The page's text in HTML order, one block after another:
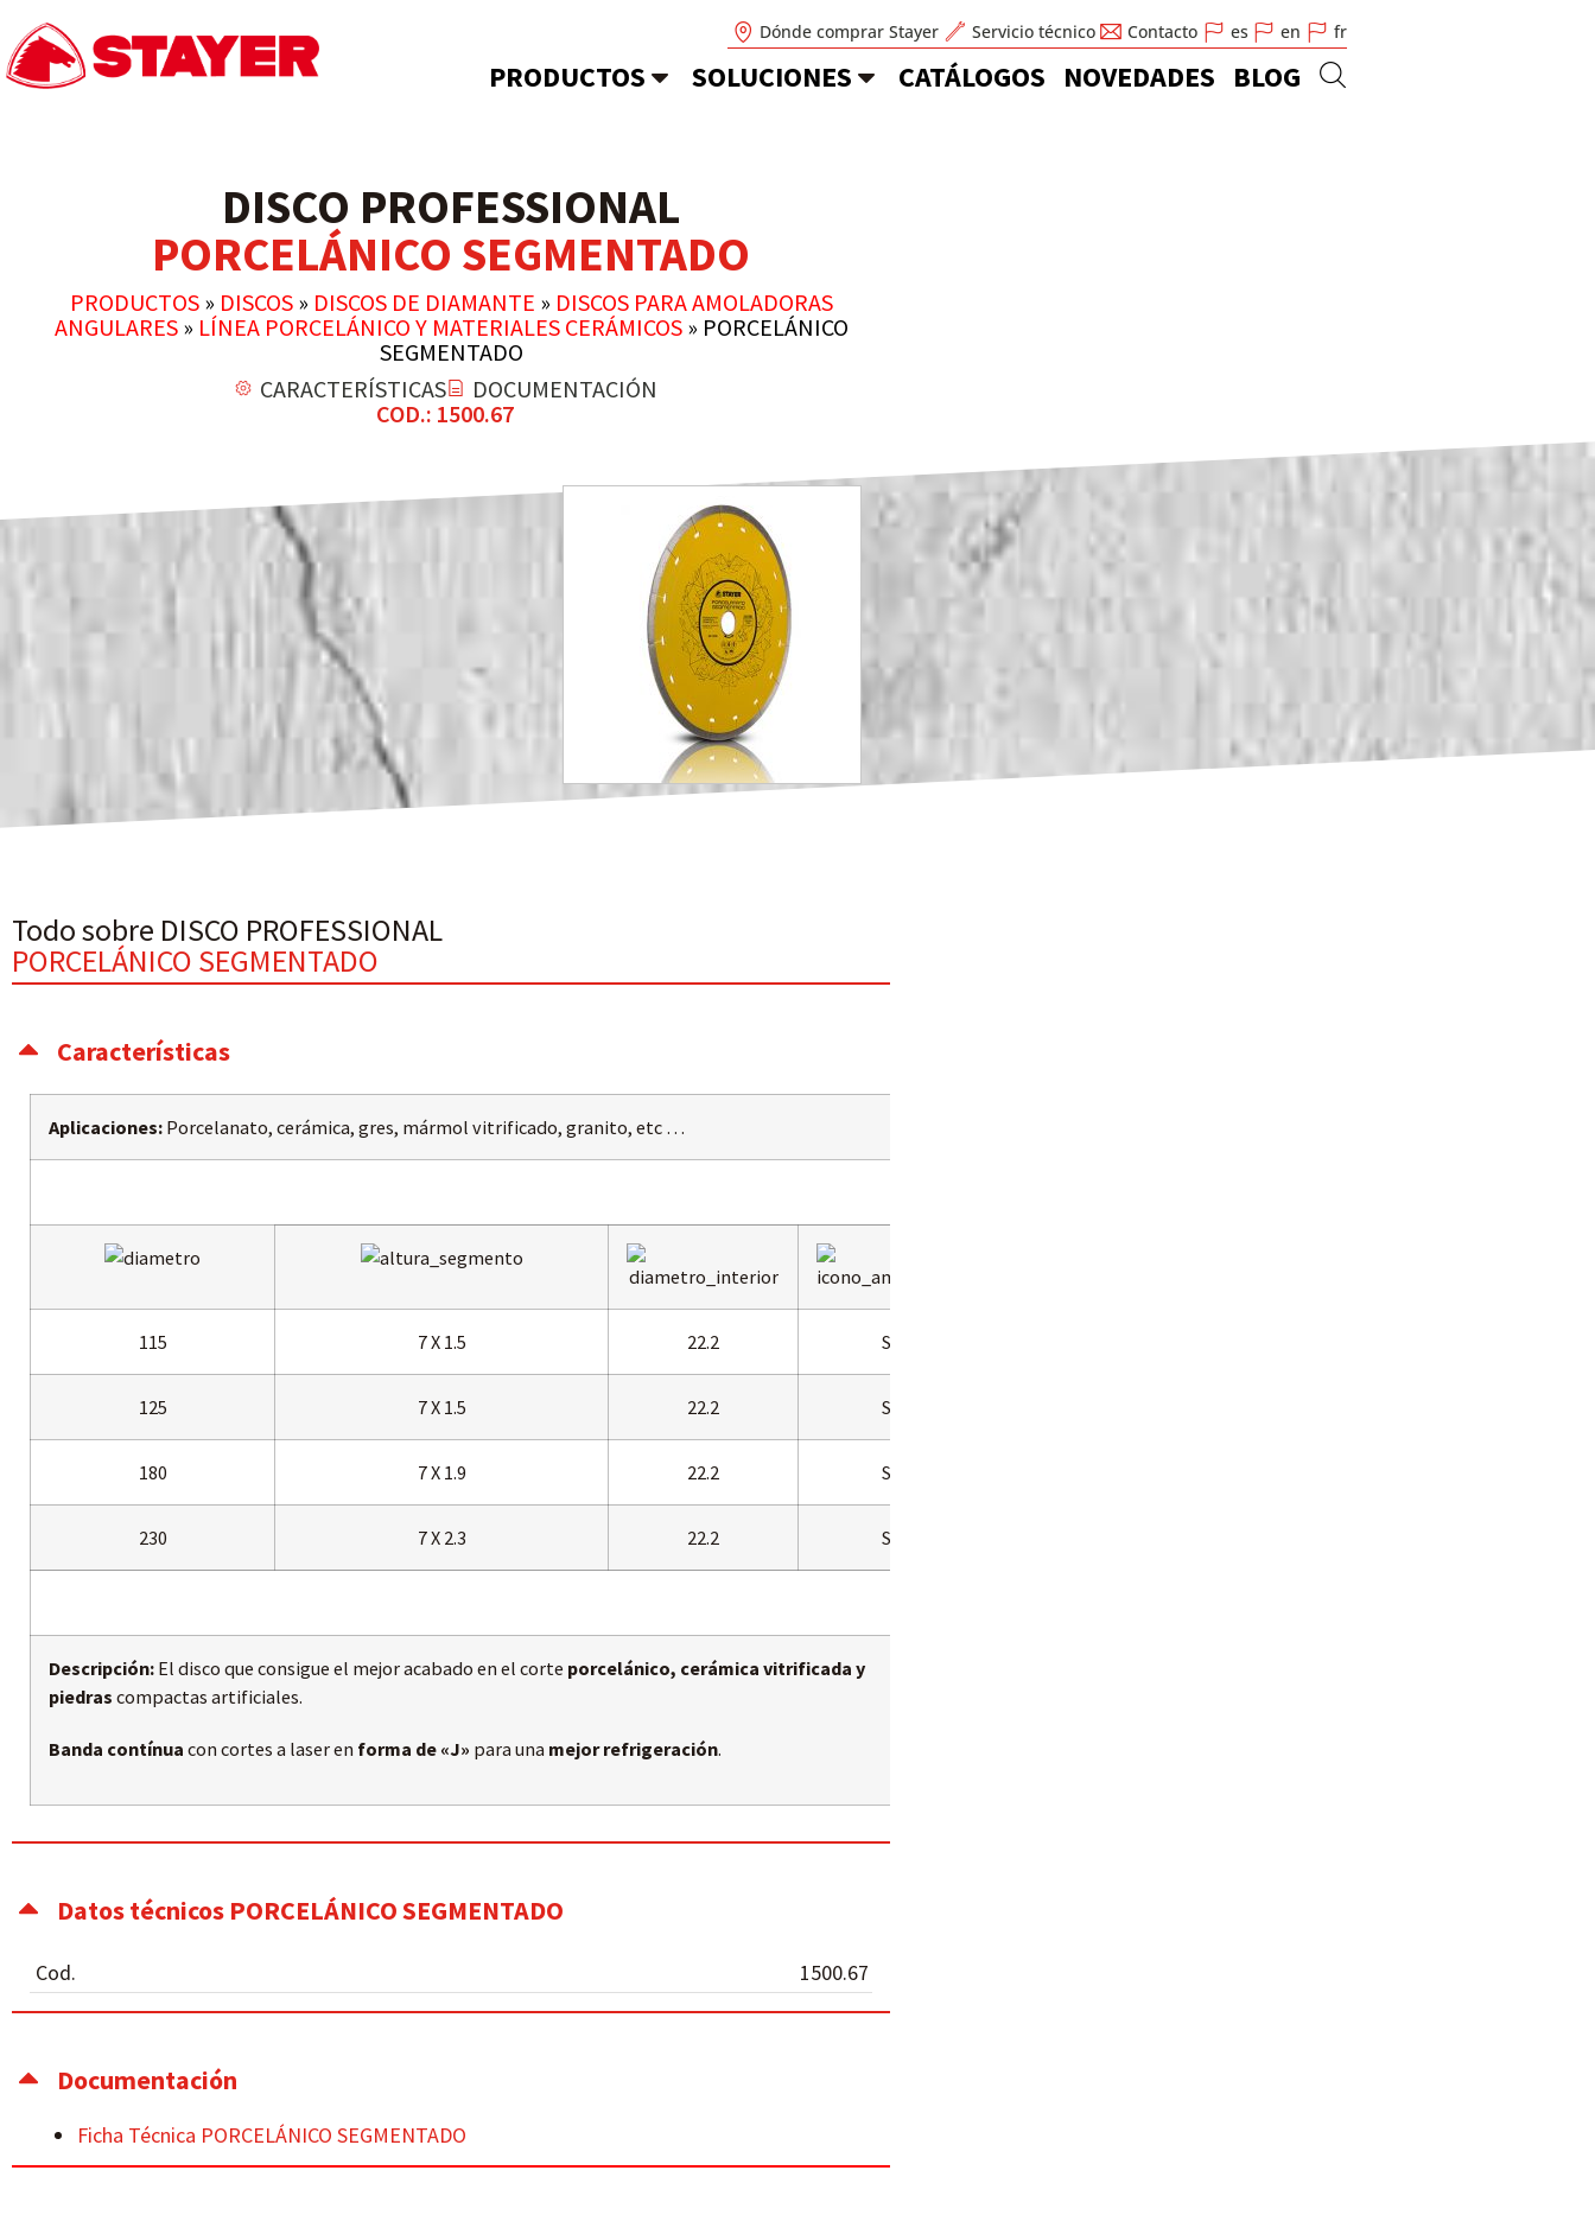
Dónde comprar Stayer Servicio técnico Contacto es en fr
PRODUCTOS SOLUCIONES CATÁLOGOS NOVEDADES BLOG
DISCO PROFESSIONAL
PORCELÁNICO SEGMENTADO
PRODUCTOS» DISCOS» DISCOS DE DIAMANTE » DISCOS PARA AMOLADORAS
ANGULARES» LÍNEA PORCELÁNICO Y MATERIALES CERÁMICOS» PORCELÁNICO
SEGMENTADO
CARACTERÍSTICAS
DOCUMENTACIÓN
COD.: 1500.67
Todo sobre DISCO PROFESSIONAL
PORCELÁNICO SEGMENTADO
Características
Aplicaciones: Porcelanato, cerámica, gres, mármol vitrificado, granito, etc …
115 7 X 1.5 22.2 Si
125 7 X 1.5 22.2 Si
180 7 X 1.9 22.2 Si
230 7 X 2.3 22.2 Si
Descripción: El disco que consigue el mejor acabado en el corte porcelánico, cerámica vitrificada y
piedras compactas artificiales.
Banda contínua con cortes a laser en forma de «J» para una mejor refrigeración.
Datos técnicos PORCELÁNICO SEGMENTADO
Cod. 1500.67
Documentación
Ficha Técnica PORCELÁNICO SEGMENTADO